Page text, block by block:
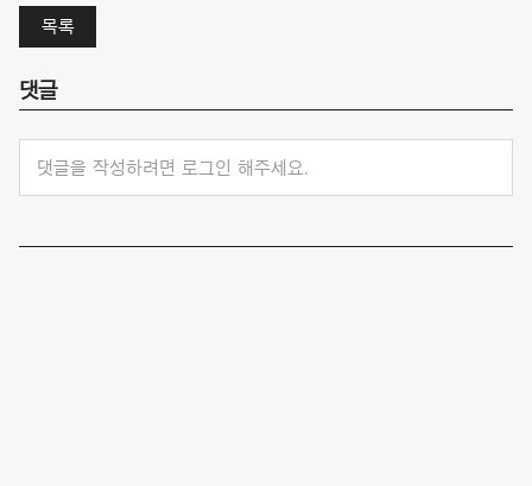
목록
댓글
댓글을 작성하려면 로그인 해주세요.